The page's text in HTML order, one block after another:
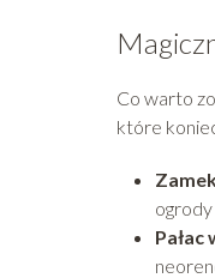
Co warto
które
Pałac